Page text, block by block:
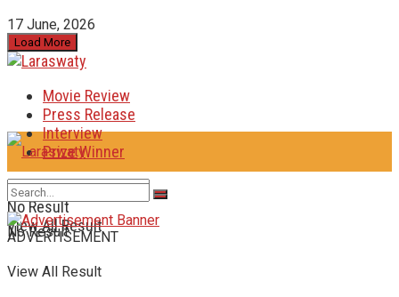
17 June, 2026
Load More
Movie Review
Press Release
Interview
Prize Winner
No Result
View All Result
No Result
View All Result
ADVERTISEMENT